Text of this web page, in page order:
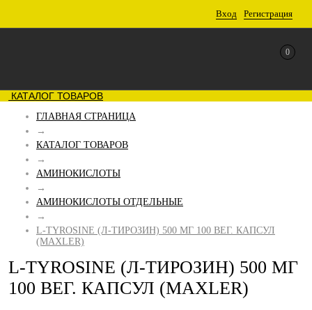
Вход Регистрация
0
КАТАЛОГ ТОВАРОВ
ГЛАВНАЯ СТРАНИЦА
→
КАТАЛОГ ТОВАРОВ
→
АМИНОКИСЛОТЫ
→
АМИНОКИСЛОТЫ ОТДЕЛЬНЫЕ
→
L-TYROSINE (Л-ТИРОЗИН) 500 МГ 100 ВЕГ. КАПСУЛ
(MAXLER)
L-TYROSINE (Л-ТИРОЗИН) 500 МГ
100 ВЕГ. КАПСУЛ (MAXLER)